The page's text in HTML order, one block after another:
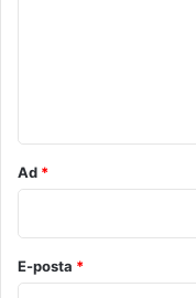
Ad *
E-posta *